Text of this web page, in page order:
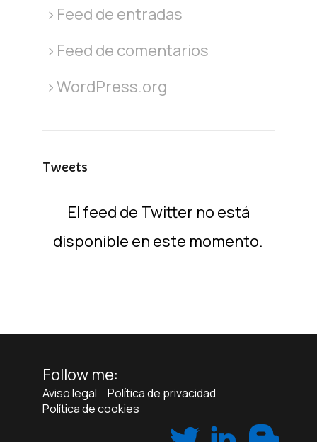
Feed de entradas
Feed de comentarios
WordPress.org
Tweets
El feed de Twitter no está
disponible en este momento.
Follow me:
Aviso legal
Política de privacidad
Política de cookies